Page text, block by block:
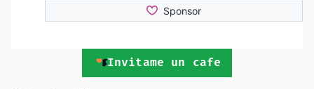
Invitame un cafe